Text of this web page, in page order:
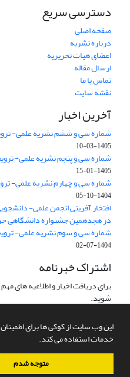
این وب سایت از کوکی ها برای اطمینان
خدمات استفاده می کند.
متوجه شدم
دسترسی سریع
صفحه اصلی
درباره نشریه
اعضای هیات تحریریه
ارسال مقاله
تماس با ما
نقشه سایت
آخرین اخبار
شماره سی و ششم نشریه علمی-
1405-03-10
شماره سی و پنجم نشریه علمی-
1405-01-15
شماره سی و چهارم نشریه علمی-
1404-10-05
افتخار آفرینی انجمن علمی-
در هجدهمین جشنواره دانشگاهی
شماره سی و سوم نشریه علمی-
1404-07-02
اشتراک خبرنامه
برای دریافت اخبار و اطلاعیه های
شوید.